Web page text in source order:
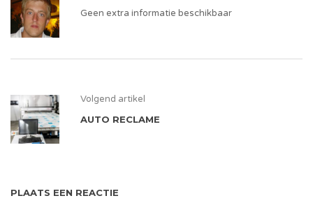
Geen extra informatie beschikbaar
Volgend artikel
AUTO RECLAME
PLAATS EEN REACTIE